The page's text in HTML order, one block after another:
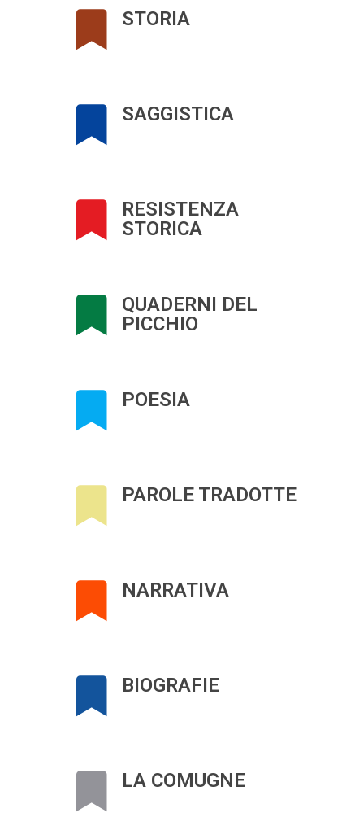
STORIA
SAGGISTICA
RESISTENZA
STORICA
QUADERNI DEL
PICCHIO
POESIA
PAROLE TRADOTTE
NARRATIVA
BIOGRAFIE
LA COMUGNE